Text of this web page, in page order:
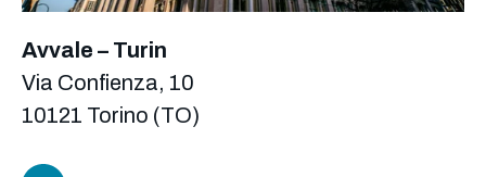
Avvale – Turin
Via Confienza, 10
10121 Torino (TO)